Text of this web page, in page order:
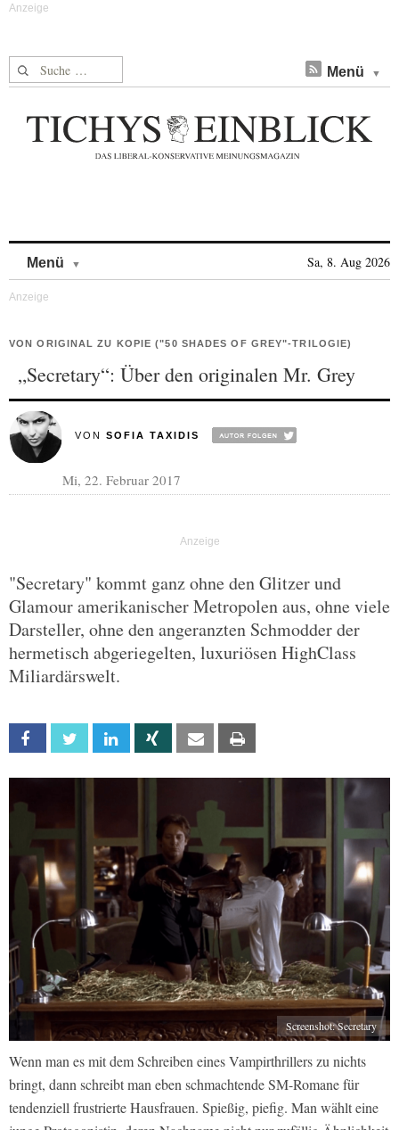
Suche nach: Menü
Menü Sa, 8. Aug 2026
VON ORIGINAL ZU KOPIE ("50 SHADES OF GREY"-TRILOGIE)
„Secretary“: Über den originalen Mr. Grey
VON SOFIA TAXIDIS
Mi, 22. Februar 2017
"Secretary" kommt ganz ohne den Glitzer und
Glamour amerikanischer Metropolen aus, ohne viele
Darsteller, ohne den angeranzten Schmodder der
hermetisch abgeriegelten, luxuriösen HighClass
Miliardärswelt.
Facebook Twitter Linkedin Xing Email
Screenshot: Secretary
Wenn man es mit dem Schreiben eines Vampirthrillers zu nichts
bringt, dann schreibt man eben schmachtende SM-Romane für
tendenziell frustrierte Hausfrauen. Spießig, piefig. Man wählt eine